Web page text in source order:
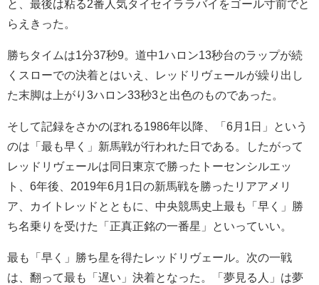
と、最後は粘る2番人気タイセイララバイをゴール寸前でと
らえきった。
勝ちタイムは1分37秒9。道中1ハロン13秒台のラップが続
くスローでの決着とはいえ、レッドリヴェールが繰り出し
た末脚は上がり3ハロン33秒3と出色のものであった。
そして記録をさかのぼれる1986年以降、「6月1日」という
のは「最も早く」新馬戦が行われた日である。したがって
レッドリヴェールは同日東京で勝ったトーセンシルエッ
ト、6年後、2019年6月1日の新馬戦を勝ったリアアメリ
ア、カイトレッドとともに、中央競馬史上最も「早く」勝
ち名乗りを受けた「正真正銘の一番星」といっていい。
最も「早く」勝ち星を得たレッドリヴェール。次の一戦
は、翻って最も「遅い」決着となった。「夢見る人」は夢